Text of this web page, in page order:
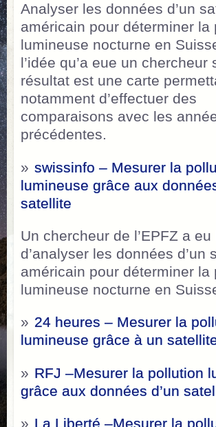
Analyser les données d’un
américain pour déterminer la
lumineuse nocturne en
l’idée qu’a eue un chercheur
résultat est une carte
notamment d’effectuer des
comparaisons avec les
précédentes.
» swissinfo – Mesurer la
lumineuse grâce aux
satellite
Un chercheur de l’EPFZ a eu
d’analyser les données d’un
américain pour déterminer la
lumineuse nocturne en
» 24 heures – Mesurer la
lumineuse grâce à un
» RFJ –Mesurer la pollution
grâce aux données d’un
» La Liberté –Mesurer la